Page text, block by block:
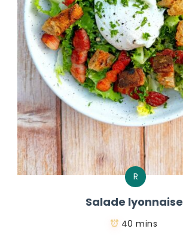
R
Salade lyonnaise
40 mins